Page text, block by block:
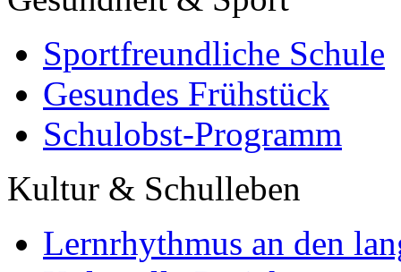
Sportfreundliche Schule
Gesundes Frühstück
Schulobst-Programm
Kultur & Schulleben
Lernrhythmus an den